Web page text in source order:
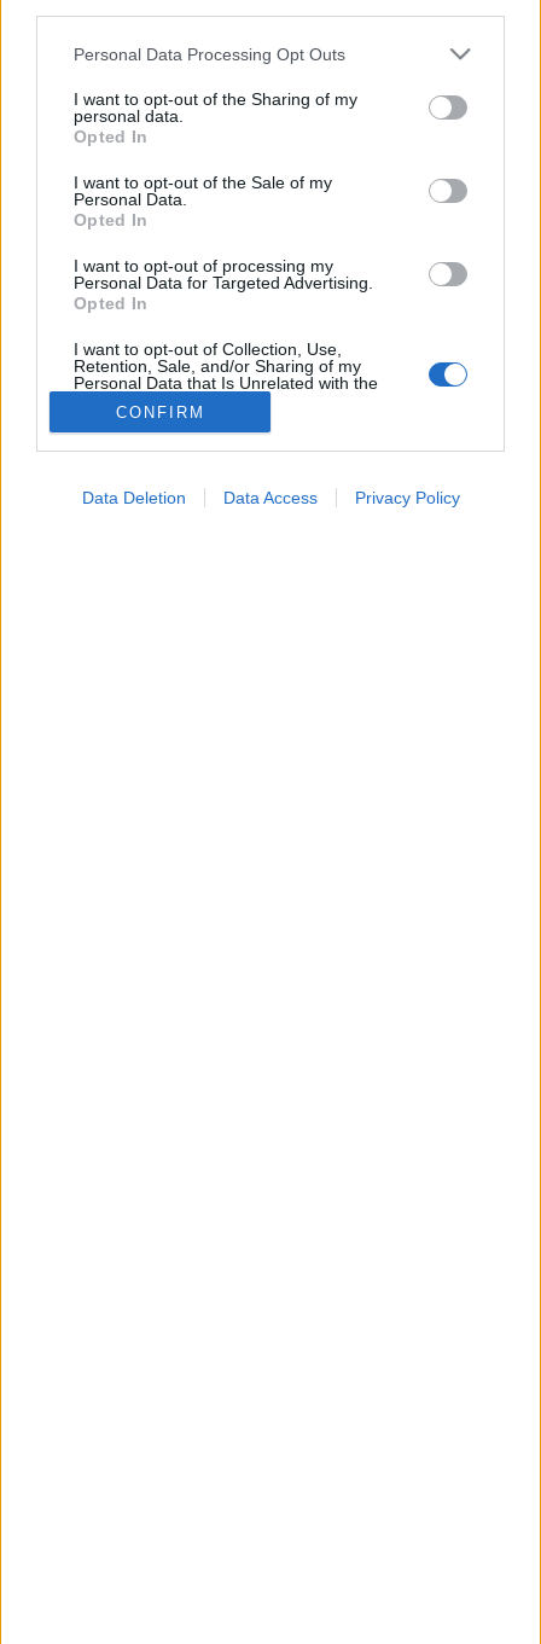
Please note that this website/app uses one or more Google
not limited to your visit or usage behaviour. You may click to
grant or deny consent to Google and its third-party tags to
use your data for below specified purposes in below Google
consent section.
Personal Data Processing Opt Outs
I want to opt-out of the Sharing of my
personal data.
Opted In
I want to opt-out of the Sale of my
Personal Data.
Opted In
I want to opt-out of processing my
Personal Data for Targeted Advertising.
Opted In
I want to opt-out of Collection, Use,
Retention, Sale, and/or Sharing of my
Personal Data that Is Unrelated with the
Purposes for which it was collected.
Opted Out
CONFIRM
Data Deletion Data Access Privacy Policy
Tünet Hasmenés
Hasmenés